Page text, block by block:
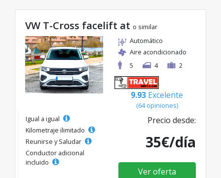
VW T-Cross facelift at o similar
Automático
Aire acondicionado
5
4 2
9.93 Excelente
(64 opiniones)
Igual a igual
Kilometraje ilimitado
Reunirse y Saludar
Conductor adicional
incluido
Precio desde:
35€/día
Ver oferta